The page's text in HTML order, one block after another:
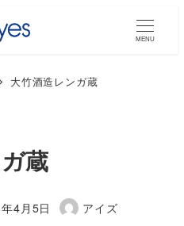
MENU
大竹酒造レンガ蔵
蔵
4月5日
著
アイズ